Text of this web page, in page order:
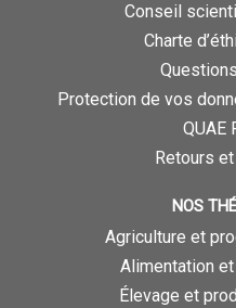
Conseil
Charte
Protection de vos
QUAE
Retours
NOS
Agriculture et
Alimentation
Élevage et